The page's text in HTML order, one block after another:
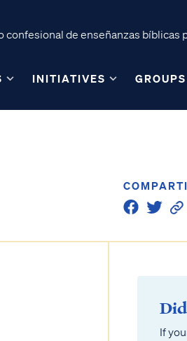
confesional de enseñanzas bíblicas
INITIATIVES GROUPS
If